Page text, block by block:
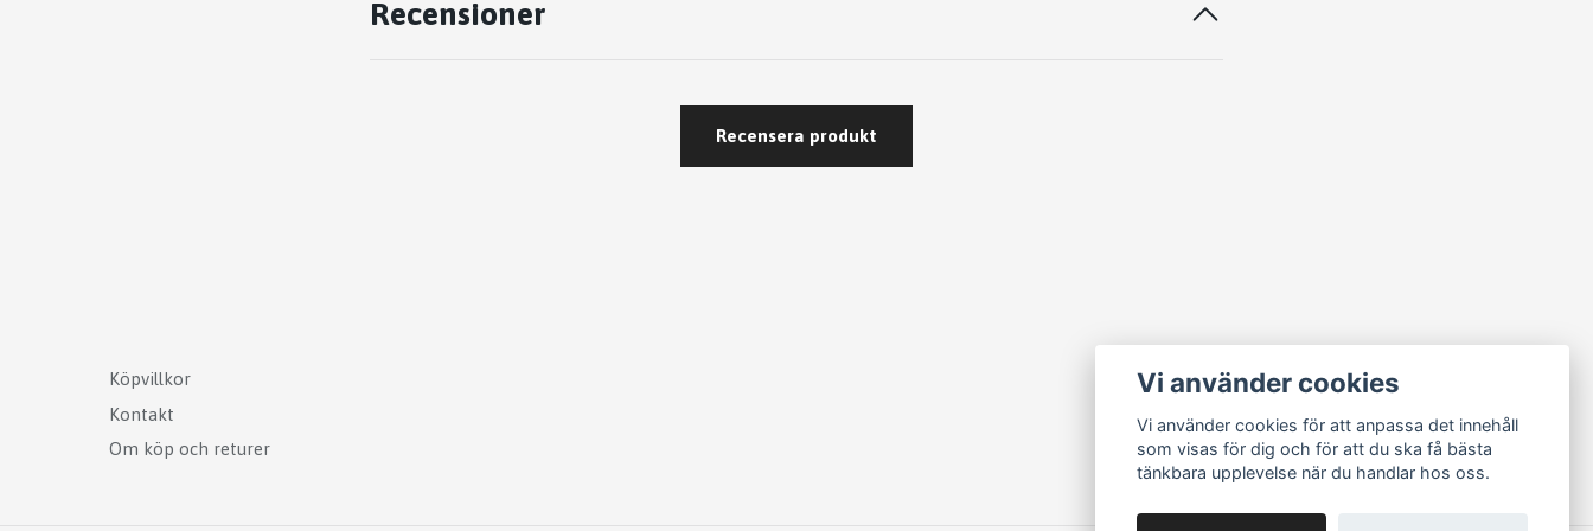
Recensioner
Recensera produkt
Köpvillkor
Kontakt
Om köp och returer
Vi använder cookies
Vi använder cookies för att anpassa det innehåll
som visas för dig och för att du ska få bästa
tänkbara upplevelse när du handlar hos oss.